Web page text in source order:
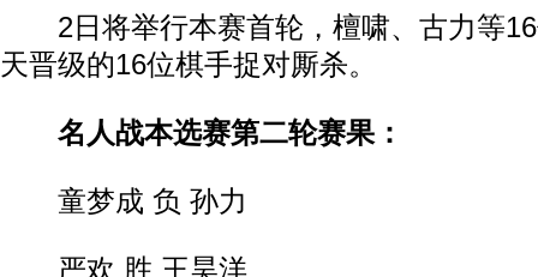
2日将举行本赛首轮，檀啸、古力等16
天晋级的16位棋手捉对厮杀。
名人战本选赛第二轮赛果：
童梦成 负 孙力
严欢 胜 王昊洋